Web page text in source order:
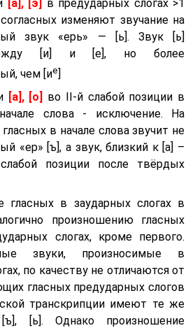
[а], [э]
в предударных слогах >1
изменяют звучание на
звук «ерь» — [ь]. Звук [ь]
[и] и [е], но более
чем [ие
[а], [о] во II-й слабой позиции в
слова - исключение. На
в начале слова звучит не
«ер» [ъ], а звук, близкий к [а] –
позиции после твёрдых
гласных в заударных слогах в
произношению гласных
слогах, кроме первого.
звуки, произносимые в
по качеству не отличаются от
гласных предударных слогов
транскрипции имеют те же
[ъ], [ь]. Однако произношение